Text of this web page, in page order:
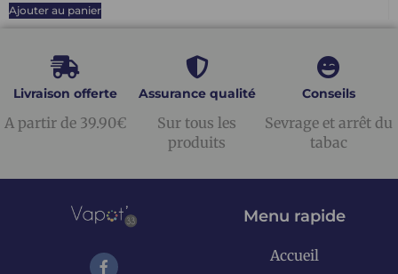
Ajouter au panier
Livraison offerte
A partir de 39.90€
Assurance qualité
Sur tous les
produits
Conseils
Sevrage et arrêt du
tabac
Menu rapide
Accueil